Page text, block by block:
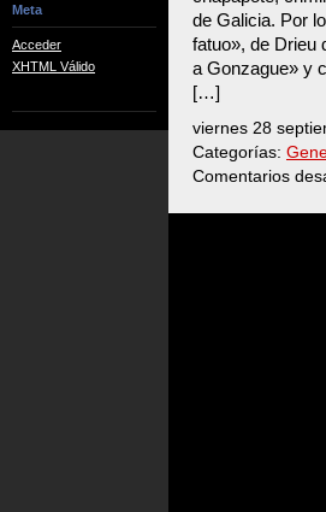
Meta
Acceder
XHTML Válido
de Galicia. Por
fatuo», de Drieu
a Gonzague» y
[…]
viernes 28
Categorías:
Comentarios